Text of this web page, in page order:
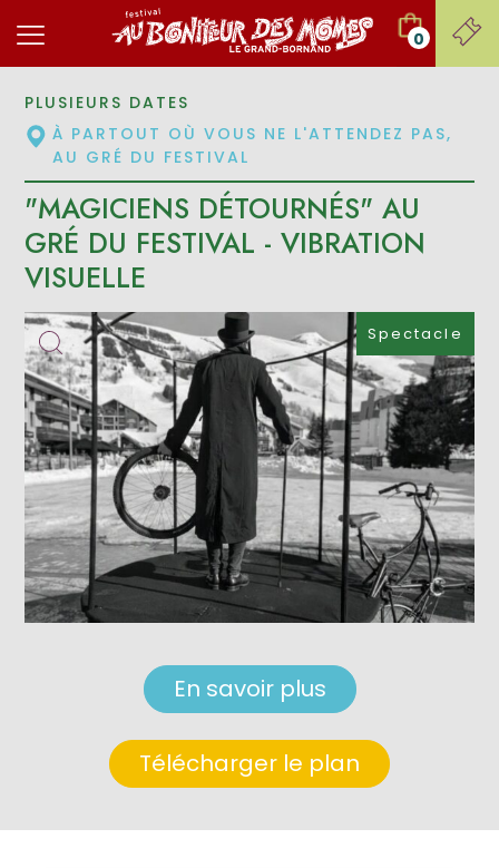
0
Télécharger le plan
En savoir plus
Spectacle
PLUSIEURS DATES
À PARTOUT OÙ VOUS NE L'ATTENDEZ PAS,
AU GRÉ DU FESTIVAL
"MAGICIENS DÉTOURNÉS" AU
GRÉ DU FESTIVAL - VIBRATION
VISUELLE